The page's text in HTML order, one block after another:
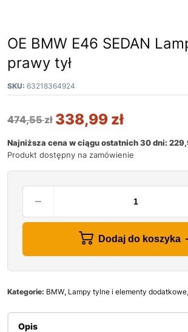
OE BMW E46 SEDAN
prawy tył
SKU: 63218364924
474,55zł 338,99 zł
Najniższa cena w ciągu ostatnich 30 dni:
Produkt dostępny na zamówienie
Dodaj do koszyka
Kategorie: BMW, Lampy tylne i elementy dodatkowe,
Opis